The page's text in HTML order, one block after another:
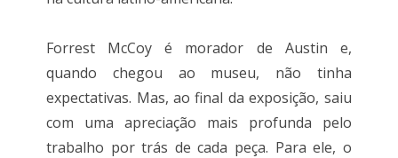
Forrest McCoy é morador de Austin e,
quando chegou ao museu, não tinha
expectativas. Mas, ao final da exposição, saiu
com uma apreciação mais profunda pelo
trabalho por trás de cada peça. Para ele, o